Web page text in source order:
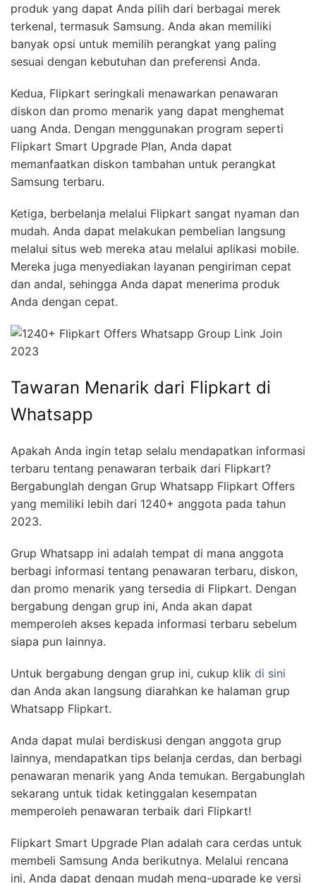
produk yang dapat Anda pilih dari berbagai merek
terkenal, termasuk Samsung. Anda akan memiliki
banyak opsi untuk memilih perangkat yang paling
sesuai dengan kebutuhan dan preferensi Anda.
Kedua, Flipkart seringkali menawarkan penawaran
diskon dan promo menarik yang dapat menghemat
uang Anda. Dengan menggunakan program seperti
Flipkart Smart Upgrade Plan, Anda dapat
memanfaatkan diskon tambahan untuk perangkat
Samsung terbaru.
Ketiga, berbelanja melalui Flipkart sangat nyaman dan
mudah. Anda dapat melakukan pembelian langsung
melalui situs web mereka atau melalui aplikasi mobile.
Mereka juga menyediakan layanan pengiriman cepat
dan andal, sehingga Anda dapat menerima produk
Anda dengan cepat.
Tawaran Menarik dari Flipkart di
Whatsapp
Apakah Anda ingin tetap selalu mendapatkan informasi
terbaru tentang penawaran terbaik dari Flipkart?
Bergabunglah dengan Grup Whatsapp Flipkart Offers
yang memiliki lebih dari 1240+ anggota pada tahun
2023.
Grup Whatsapp ini adalah tempat di mana anggota
berbagi informasi tentang penawaran terbaru, diskon,
dan promo menarik yang tersedia di Flipkart. Dengan
bergabung dengan grup ini, Anda akan dapat
memperoleh akses kepada informasi terbaru sebelum
siapa pun lainnya.
Untuk bergabung dengan grup ini, cukup klik di sini
dan Anda akan langsung diarahkan ke halaman grup
Whatsapp Flipkart.
Anda dapat mulai berdiskusi dengan anggota grup
lainnya, mendapatkan tips belanja cerdas, dan berbagi
penawaran menarik yang Anda temukan. Bergabunglah
sekarang untuk tidak ketinggalan kesempatan
memperoleh penawaran terbaik dari Flipkart!
Flipkart Smart Upgrade Plan adalah cara cerdas untuk
membeli Samsung Anda berikutnya. Melalui rencana
ini, Anda dapat dengan mudah meng-upgrade ke versi